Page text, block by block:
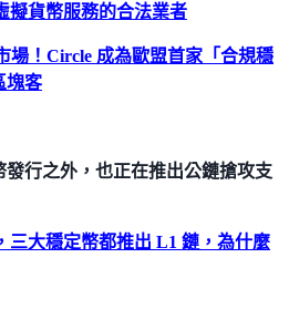
擬貨幣服務的合法業者
場！Circle 成為歐盟首家「合規穩
塊客
發行之外，也正在推出公鏈搶攻支
三大穩定幣都推出 L1 鏈，為什麼